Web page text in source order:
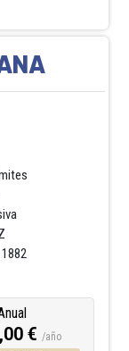
€ /año